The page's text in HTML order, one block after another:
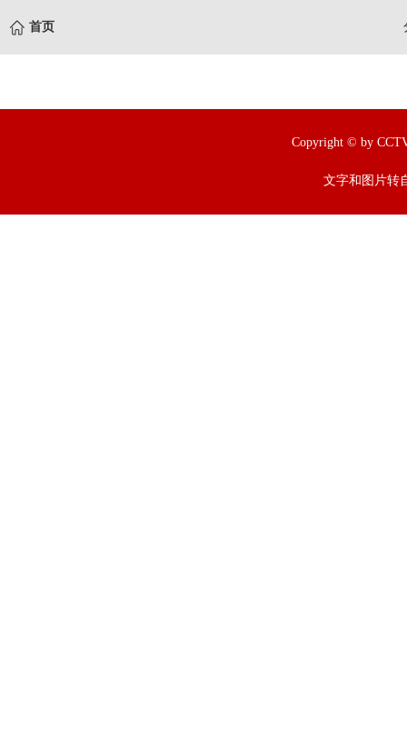
首页
Copyright © by
文字和图片转